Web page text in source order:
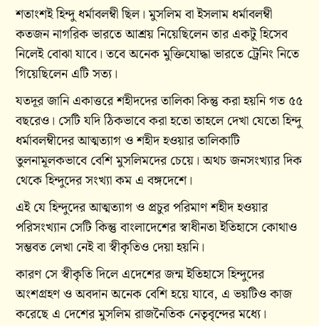
শতাংশই হিন্দু ধর্মাবলম্বী ছিল। মুসলিম বা ইসলাম ধর্মাবলম্বী
কতজন নাগরিক ভারতে আশ্রয় নিয়েছিলেন তার একটু হিসেব
নিলেই বোঝা যাবে। তবে অনেক মুক্তিযোদ্ধা ভারতে ট্রেনিং নিতে
গিয়েছিলেন এটি সত্য।
যতদূর জানি একাত্তরে শহীদদের তালিকা কিন্তু করা হয়নি গত ৫৫
বছরেও। সেটি যদি ঠিকভাবে করা হতো তাহলে দেখা যেতো হিন্দু
ধর্মাবলম্বীদের আত্মত্যাগ ও শহীদ হওয়ার তালিকাটি
তুলনামূলকভাবে বেশি মুসলিমদের চেয়ে। অথচ জনসংখ্যার দিক
থেকে হিন্দুদের সংখ্যা কম এ বঙ্গদেশে।
এই যে হিন্দুদের আত্মত্যাগ ও প্রচুর পরিমাণ শহীদ হওয়ার
পরিসংখ্যান সেটি কিন্তু বাংলাদেশের স্বাধীনতা ইতিহাসে কোথাও
সম্ভবত লেখা নেই বা স্বীকৃতিও দেয়া হয়নি।
কারণ সে স্বীকৃতি দিলে এদেশের জন্ম ইতিহাসে হিন্দুদের
অংশগ্রহণ ও অবদান অনেক বেশি হয়ে যাবে, এ ভয়টিও কাজ
করেছে এ দেশের মুসলিম রাজনৈতিক নেতৃবৃন্দের মধ্যে।